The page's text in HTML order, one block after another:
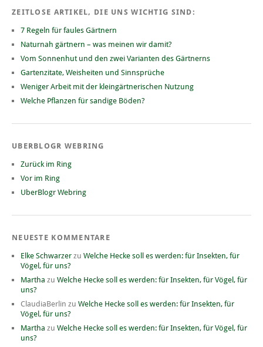
ZEITLOSE ARTIKEL, DIE UNS WICHTIG SIND:
7 Regeln für faules Gärtnern
Naturnah gärtnern – was meinen wir damit?
Vom Sonnenhut und den zwei Varianten des Gärtnerns
Gartenzitate, Weisheiten und Sinnsprüche
Weniger Arbeit mit der kleingärtnerischen Nutzung
Welche Pflanzen für sandige Böden?
UBERBLOGR WEBRING
Zurück im Ring
Vor im Ring
UberBlogr Webring
NEUESTE KOMMENTARE
Elke Schwarzer zu Welche Hecke soll es werden: für Insekten, für
Vögel, für uns?
Martha zu Welche Hecke soll es werden: für Insekten, für Vögel, für
uns?
ClaudiaBerlin zu Welche Hecke soll es werden: für Insekten, für
Vögel, für uns?
Martha zu Welche Hecke soll es werden: für Insekten, für Vögel, für
uns?